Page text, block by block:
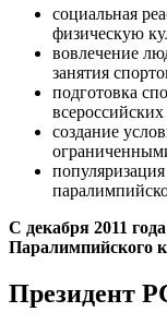
социальная
физическую
вовлечение
занятия
подготовка
создание
С декабря 2011
Паралимпийского
Президент